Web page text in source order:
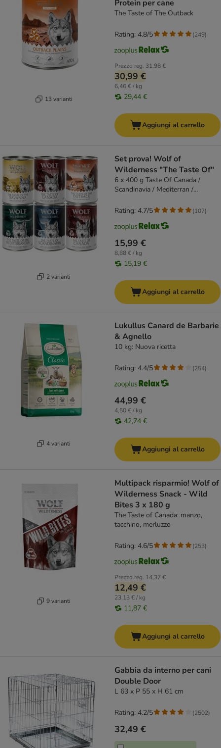
13 varianti
Protein per cane
The Taste of The Outback
Prezzo reg. 31,98 €
30,99 €
6,46 € / kg
29,44 €
Rating: 4.8/5 (249)
Aggiungi al carrello
2 varianti
Set prova! Wolf of
Wilderness "The Taste Of"
6 x 400 g Taste Of Canada /
Scandinavia / Mediterran /
15,99 €
8,88 € / kg
15,19 €
Rating: 4.7/5 (107)
Aggiungi al carrello
4 varianti
Lukullus Canard de Barbarie
& Agnello
10 kg: Nuova ricetta
44,99 €
4,50 € / kg
42,74 €
Rating: 4.4/5 (254)
Aggiungi al carrello
9 varianti
Multipack risparmio! Wolf of
Wilderness Snack - Wild
Bites 3 x 180 g
The Taste of Canada: manzo,
tacchino, merluzzo
Prezzo reg. 14,37 €
12,49 €
23,13 € / kg
11,87 €
Rating: 4.6/5 (253)
Aggiungi al carrello
Gabbia da interno per cani
Double Door
L 63 x P 55 x H 61 cm
32,49 €
Rating: 4.2/5 (2502)